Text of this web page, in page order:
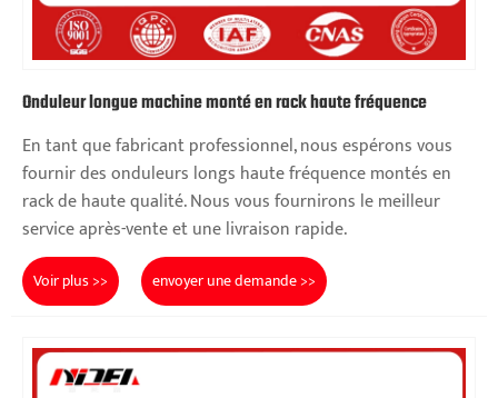
Onduleur longue machine monté en rack haute fréquence
En tant que fabricant professionnel, nous espérons vous
fournir des onduleurs longs haute fréquence montés en
rack de haute qualité. Nous vous fournirons le meilleur
service après-vente et une livraison rapide.
Voir plus >> envoyer une demande >>